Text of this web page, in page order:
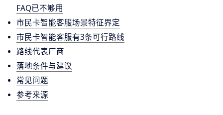
FAQ已不够用
市民卡智能客服场景特征界定
市民卡智能客服有3条可行路线
路线代表厂商
落地条件与建议
常见问题
参考来源